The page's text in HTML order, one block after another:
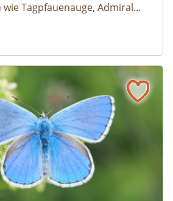
Tagpfauenauge, Admiral
stehen lässt, fördert die
2026 – Der Himmelblaue